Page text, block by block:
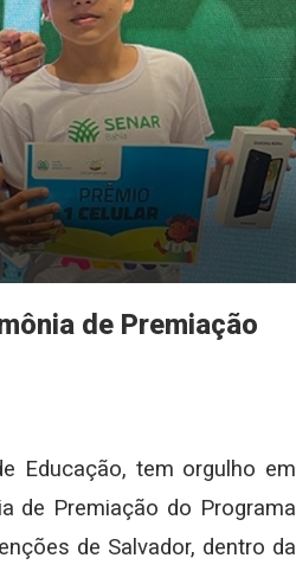
de Premiação
Educação, tem orgulho em
de Premiação do Programa
de Salvador, dentro da